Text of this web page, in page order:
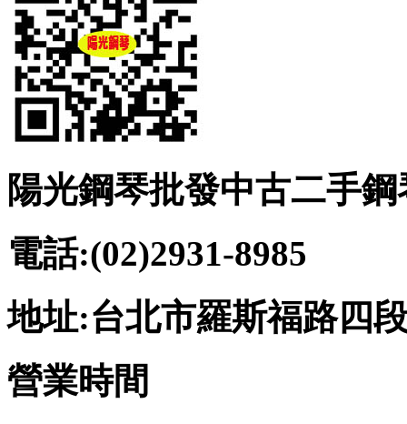
陽光鋼琴批發中古二手鋼
電話:(02)2931-8985
地址:台北市羅斯福路四
營業時間